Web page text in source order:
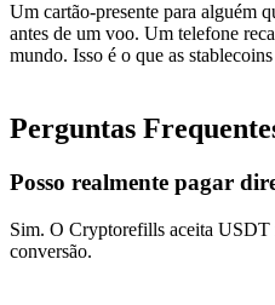
Um cartão-presente para alguém
antes de um voo. Um telefone
mundo. Isso é o que as
Perguntas
Posso realmente pagar
Sim. O Cryptorefills aceita USDT
conversão.